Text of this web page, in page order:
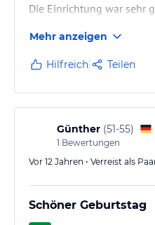
Die Einrichtung war sehr
war sehr unbequem (alte
jede Feder zu spüren
Kamin angezündet und
hinein stark nach Rauch.
auch nicht wie
sondern erst etwas…
Mehr anzeigen
Hilfreich Teilen
Günther (51-55)
1 Bewertungen
Vor 12 Jahren • Verreist als
Schöner Geburtstag